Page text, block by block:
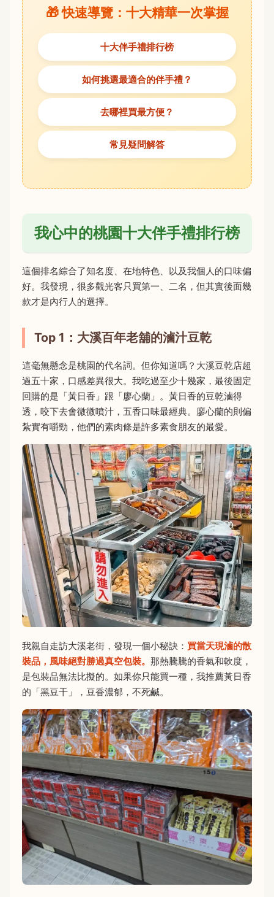
🎁 快速導覽：十大精華一次掌握
十大伴手禮排行榜
如何挑選最適合的伴手禮？
去哪裡買最方便？
常見疑問解答
我心中的桃園十大伴手禮排行榜
這個排名綜合了知名度、在地特色、以及我個人的口味偏
好。我發現，很多觀光客只買第一、二名，但其實後面幾
款才是內行人的選擇。
Top 1：大溪百年老舖的滷汁豆乾
這毫無懸念是桃園的代名詞。但你知道嗎？大溪豆乾店超
過五十家，口感差異很大。我吃過至少十幾家，最後固定
回購的是「黃日香」跟「廖心蘭」。黃日香的豆乾滷得
透，咬下去會微微噴汁，五香口味最經典。廖心蘭的則偏
紮實有嚼勁，他們的素肉條是許多素食朋友的最愛。
我親自走訪大溪老街，發現一個小秘訣： 買當天現滷的散
裝品，風味絕對勝過真空包裝。 那熱騰騰的香氣和軟度，
是包裝品無法比擬的。如果你只能買一種，我推薦黃日香
的「黑豆干」，豆香濃郁，不死鹹。